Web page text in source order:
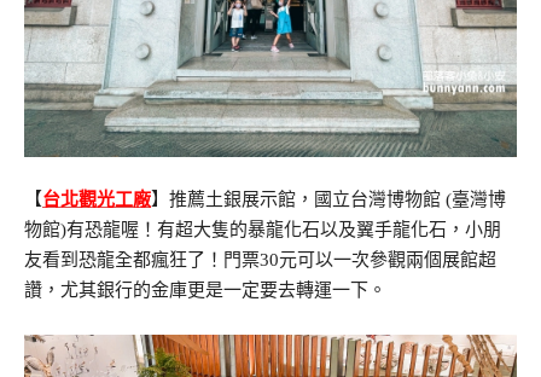
【台北觀光工廠】推薦土銀展示館，國立台灣博物館 (臺灣博
物館)有恐龍喔！有超大隻的暴龍化石以及翼手龍化石，小朋
友看到恐龍全都瘋狂了！門票30元可以一次參觀兩個展館超
讚，尤其銀行的金庫更是一定要去轉運一下。